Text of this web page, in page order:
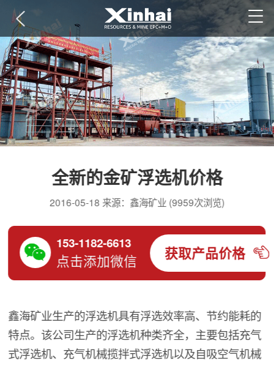
全新的金矿浮选机价格
2016-05-18 来源：鑫海矿业 (9959次浏览)
153-1182-6613
点击添加微信 获取产品价格
鑫海矿业生产的浮选机具有浮选效率高、节约能耗的
特点。该公司生产的浮选机种类齐全，主要包括充气
式浮选机、充气机械揽拌式浮选机以及自吸空气机械